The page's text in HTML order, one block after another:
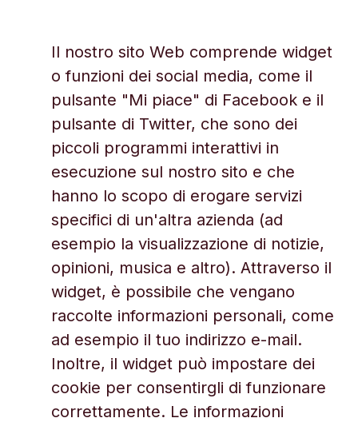
Il nostro sito Web comprende widget
o funzioni dei social media, come il
pulsante "Mi piace" di Facebook e il
pulsante di Twitter, che sono dei
piccoli programmi interattivi in
esecuzione sul nostro sito e che
hanno lo scopo di erogare servizi
specifici di un'altra azienda (ad
esempio la visualizzazione di notizie,
opinioni, musica e altro). Attraverso il
widget, è possibile che vengano
raccolte informazioni personali, come
ad esempio il tuo indirizzo e-mail.
Inoltre, il widget può impostare dei
cookie per consentirgli di funzionare
correttamente. Le informazioni